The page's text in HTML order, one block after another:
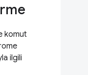
komut
ilgili